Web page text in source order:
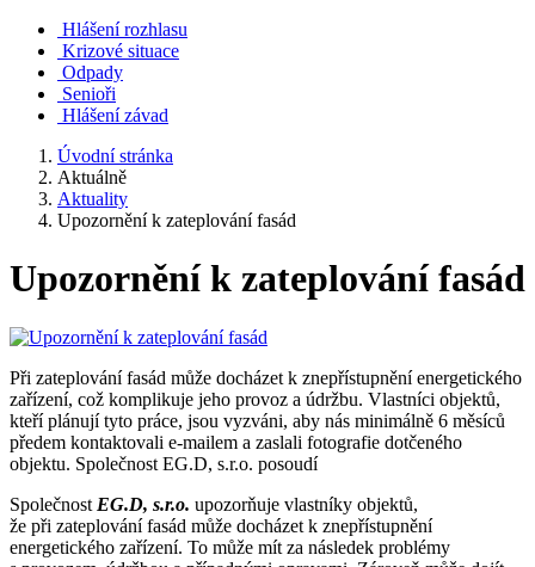
Hlášení rozhlasu
Krizové situace
Odpady
Senioři
Hlášení závad
Úvodní stránka
Aktuálně
Aktuality
Upozornění k zateplování fasád
Upozornění k zateplování fasád
Při zateplování fasád může docházet k znepřístupnění energetického
zařízení, což komplikuje jeho provoz a údržbu. Vlastníci objektů,
kteří plánují tyto práce, jsou vyzváni, aby nás minimálně 6 měsíců
předem kontaktovali e-mailem a zaslali fotografie dotčeného
objektu. Společnost EG.D, s.r.o. posoudí
Společnost EG.D, s.r.o. upozorňuje vlastníky objektů,
že při zateplování fasád může docházet k znepřístupnění
energetického zařízení. To může mít za následek problémy